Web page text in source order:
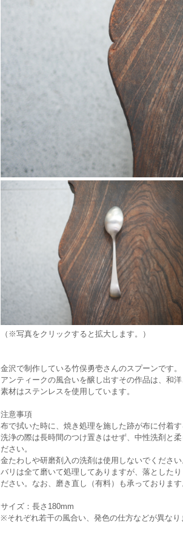
（※写真をクリックすると拡大します。）
金沢で制作している竹俣勇壱さんのスプーンです。
アンティークの風合いを醸し出すその作品は、和
素材はステンレスを使用しています。
注意事項
布で拭いた時に、焼き処理を施した跡が布に付着
洗浄の際は長時間のつけ置きはせず、中性洗剤と
ださい。
金たわしや研磨剤入の洗剤は使用しないでください
バリは全て磨いて処理してありますが、落とした
ださい。なお、磨き直し（有料）も承っております
サイズ：長さ180mm
※それぞれ若干の風合い、発色の仕方などが異なり